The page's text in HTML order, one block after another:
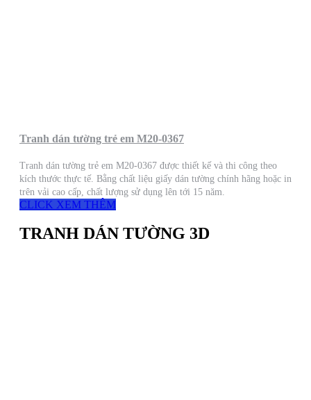
Tranh dán tường trẻ em M20-0367
Tranh dán tường trẻ em M20-0367 được thiết kế và thi công theo
kích thước thực tế. Bằng chất liệu giấy dán tường chính hãng hoặc in
trên vải cao cấp, chất lượng sử dụng lên tới 15 năm.
CLICK XEM THÊM
TRANH DÁN TƯỜNG 3D